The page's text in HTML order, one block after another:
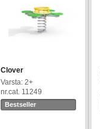
Clover
Varsta: 2+
nr.cat. 11249
Bestseller